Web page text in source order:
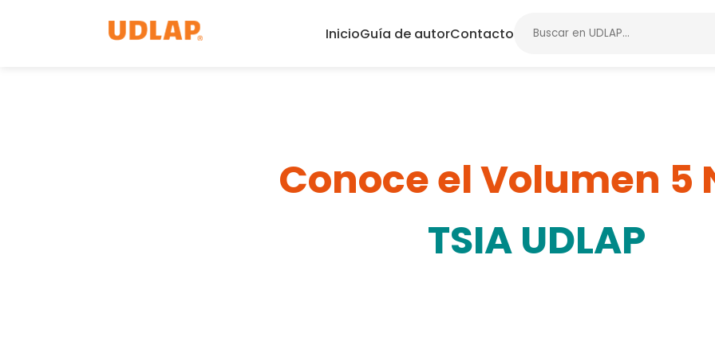
InicioGuía de autorContacto
Conoce el Volumen 5
TSIA UDLAP